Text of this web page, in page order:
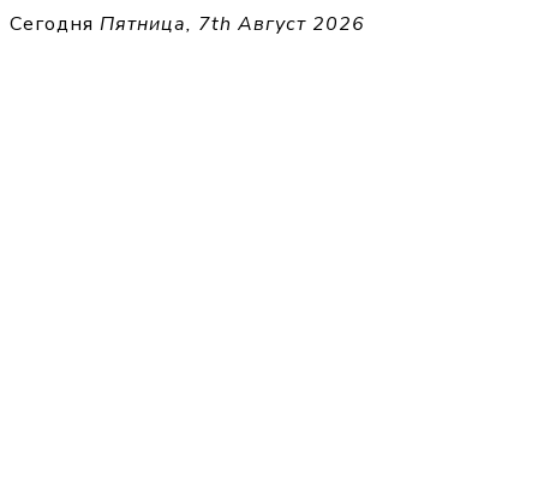
Перейти
Сегодня Пятница, 7th Август 2026